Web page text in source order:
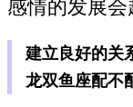
感情的发展会
建立良好的关
龙双鱼座配不